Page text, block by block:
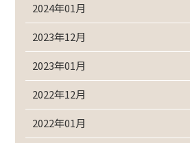
2024年01月
2023年12月
2023年01月
2022年12月
2022年01月